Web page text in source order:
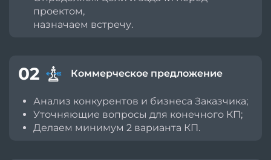
проектом,
назначаем встречу.
02 Коммерческое предложение
Анализ конкурентов и бизнеса Заказчика;
Уточняющие вопросы для конечного КП;
Делаем минимум 2 варианта КП.